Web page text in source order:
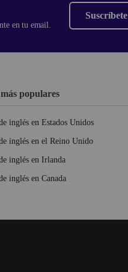
en tu email.
Suscríbete
más populares
inglés en Estados Unidos
inglés en el Reino Unido
inglés en Irlanda
inglés en Canada